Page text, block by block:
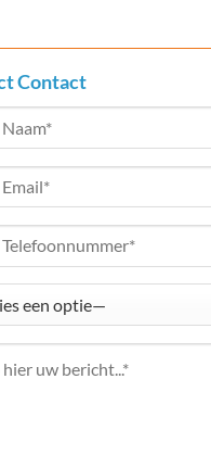
Contact